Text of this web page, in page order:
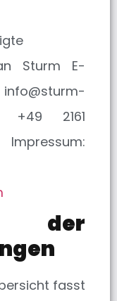
Sturm E-
+49 2161
der
fasst